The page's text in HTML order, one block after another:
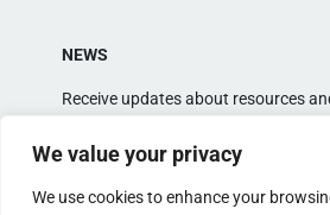
We value your privacy
We use cookies to enhance your
NEWS
Receive updates about resources